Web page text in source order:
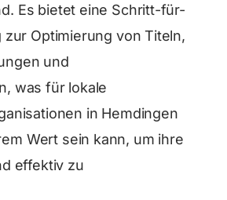
Es bietet eine Schritt-für-
Optimierung von Titeln,
und
was für lokale
in Hemdingen
Wert sein kann, um ihre
effektiv zu